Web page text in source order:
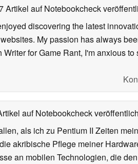
Artikel auf Notebookcheck
discovering the latest
My passion has always
for Game Rant, I'm anxious
auf Notebookcheck
als ich zu Pentium II Zeiten
akribische Pflege meiner
an mobilen Technologien, die